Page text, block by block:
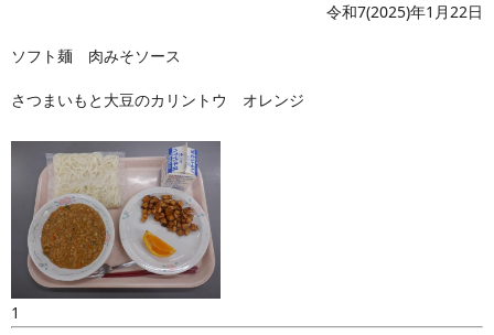
令和7(2025)年1月22日
ソフト麺 肉みそソース
さつまいもと大豆のカリントウ オレンジ
1